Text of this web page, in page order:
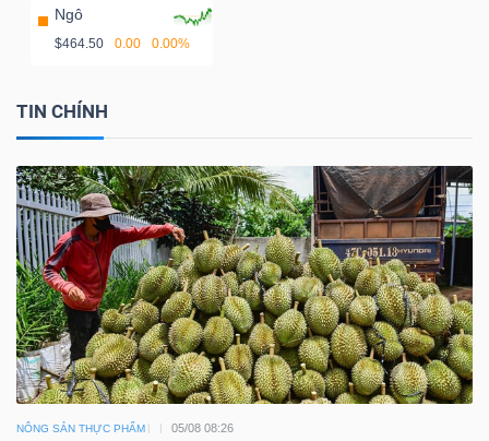
Ngô
$464.50 0.00 0.00%
TIN CHÍNH
NÔNG SẢN THỰC PHẨM 05/08 08:26